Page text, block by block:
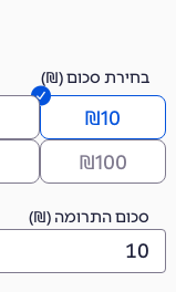
בחירת סכום (₪)
10
₪
100
₪
סכום התרומה (₪)